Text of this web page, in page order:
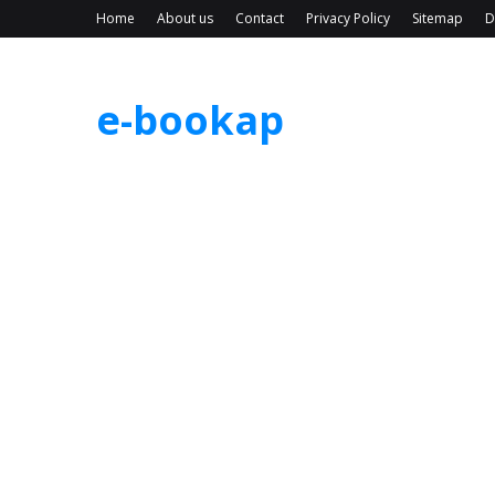
Home About us Contact Privacy Policy Sitemap
e-bookap